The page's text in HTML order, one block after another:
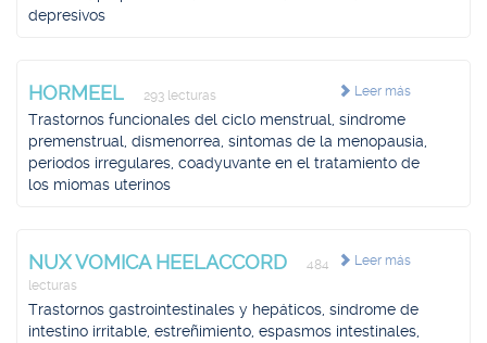
depresivos
Leer más
HORMEEL 293 lecturas
Trastornos funcionales del ciclo menstrual, síndrome
premenstrual, dismenorrea, síntomas de la menopausia,
periodos irregulares, coadyuvante en el tratamiento de
los miomas uterinos
Leer más
NUX VOMICA HEELACCORD
484
lecturas
Trastornos gastrointestinales y hepáticos, síndrome de
intestino irritable, estreñimiento, espasmos intestinales,